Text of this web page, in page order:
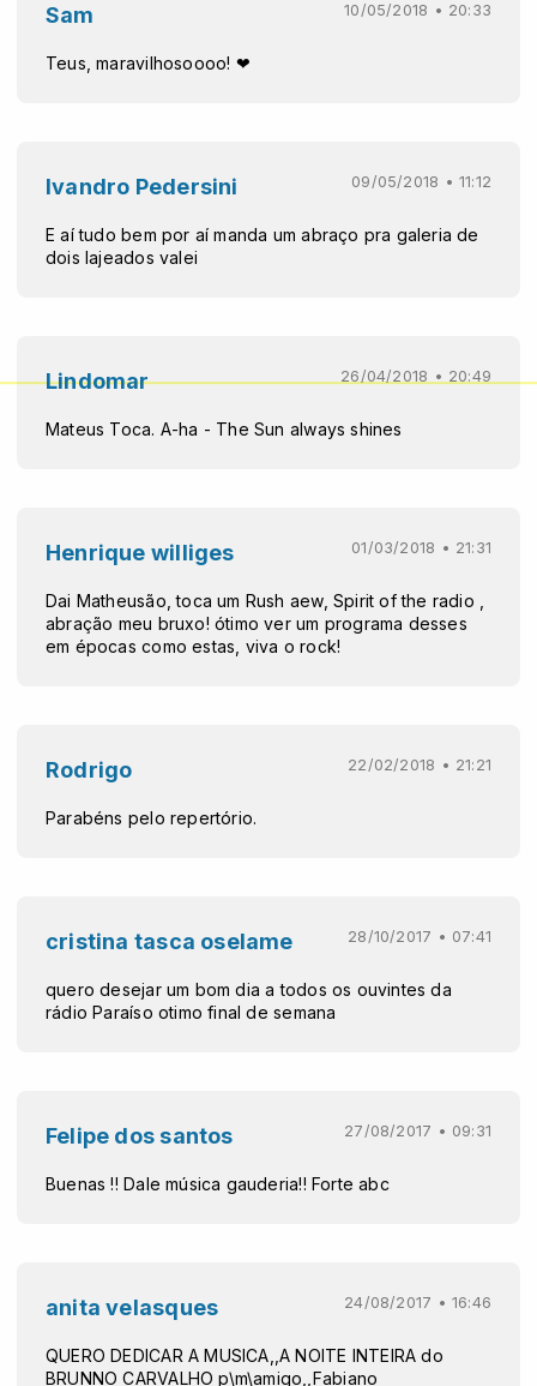
Sam 10/05/2018 • 20:33
Teus, maravilhosoooo! ❤
Ivandro Pedersini 09/05/2018 • 11:12
E aí tudo bem por aí manda um abraço pra galeria de
dois lajeados valei
Lindomar 26/04/2018 • 20:49
Mateus Toca. A-ha - The Sun always shines
Henrique williges 01/03/2018 • 21:31
Dai Matheusão, toca um Rush aew, Spirit of the radio ,
abração meu bruxo! ótimo ver um programa desses
em épocas como estas, viva o rock!
Rodrigo 22/02/2018 • 21:21
Parabéns pelo repertório.
cristina tasca oselame 28/10/2017 • 07:41
quero desejar um bom dia a todos os ouvintes da
rádio Paraíso otimo final de semana
Felipe dos santos 27/08/2017 • 09:31
Buenas !! Dale música gauderia!! Forte abc
anita velasques 24/08/2017 • 16:46
QUERO DEDICAR A MUSICA,,A NOITE INTEIRA do
BRUNNO CARVALHO p\m\amigo,,Fabiano